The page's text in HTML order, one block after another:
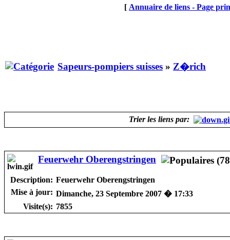
[ Annuaire de liens - Page
Sapeurs-pompiers suisses » Z�rich
Trier les liens par:
Feuerwehr Oberengstringen
Description: Feuerwehr Oberengstringen
Mise à jour: Dimanche, 23 Septembre 2007 � 17:33
Visite(s): 7855